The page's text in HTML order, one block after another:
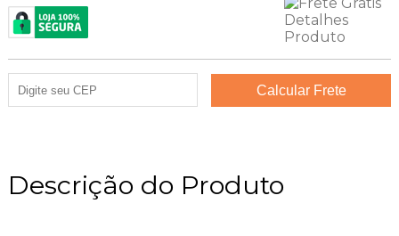
Descrição do Produto